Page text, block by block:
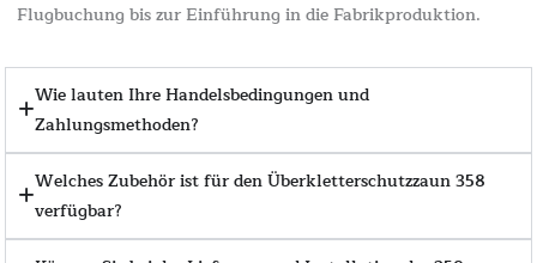
Flugbuchung bis zur Einführung in die Fabrikproduktion.
Wie lauten Ihre Handelsbedingungen und
Zahlungsmethoden?
Welches Zubehör ist für den Überkletterschutzzaun 358
verfügbar?